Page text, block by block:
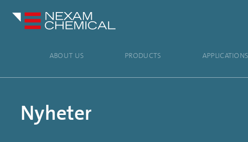
ABOUT US PRODUCTS APPLICATIONS
Nyheter